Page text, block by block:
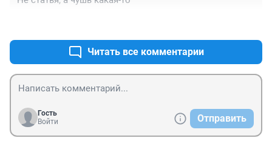
Читать все комментарии
Гость
Войти
Отправить